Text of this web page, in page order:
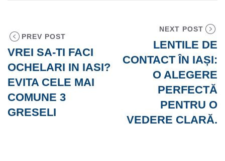
PREV POST
VREI SA-TI FACI
OCHELARI IN IASI?
EVITA CELE MAI
COMUNE 3
GRESELI
NEXT POST
LENTILE DE
CONTACT ÎN IAȘI:
O ALEGERE
PERFECTĂ
PENTRU O
VEDERE CLARĂ.